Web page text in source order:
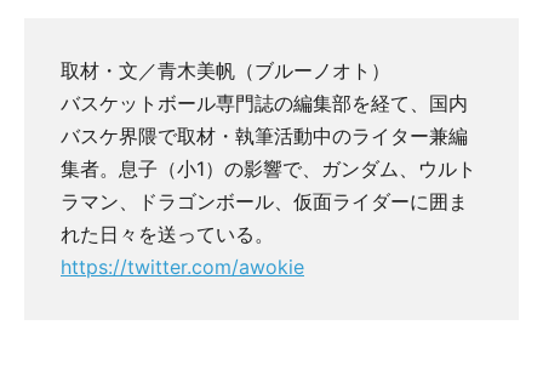
取材・文／青木美帆（ブルーノオト）
バスケットボール専門誌の編集部を経て、国内
バスケ界隈で取材・執筆活動中のライター兼編
集者。息子（小1）の影響で、ガンダム、ウルト
ラマン、ドラゴンボール、仮面ライダーに囲ま
れた日々を送っている。
https://twitter.com/awokie